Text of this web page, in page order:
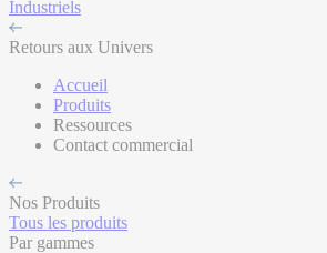
Industriels
Retours aux Univers
Accueil
Produits
Ressources
Contact commercial
Nos Produits
Tous les produits
Par gammes